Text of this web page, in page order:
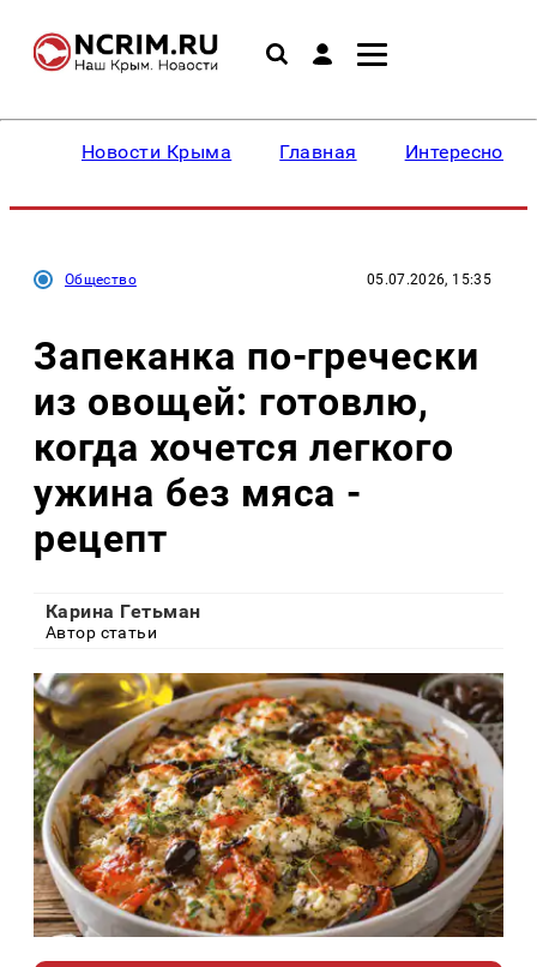
Новости Крыма Главная Интересное
Общество 05.07.2026, 15:35
Запеканка по-гречески
из овощей: готовлю,
когда хочется легкого
ужина без мяса -
рецепт
Карина Гетьман
Автор статьи